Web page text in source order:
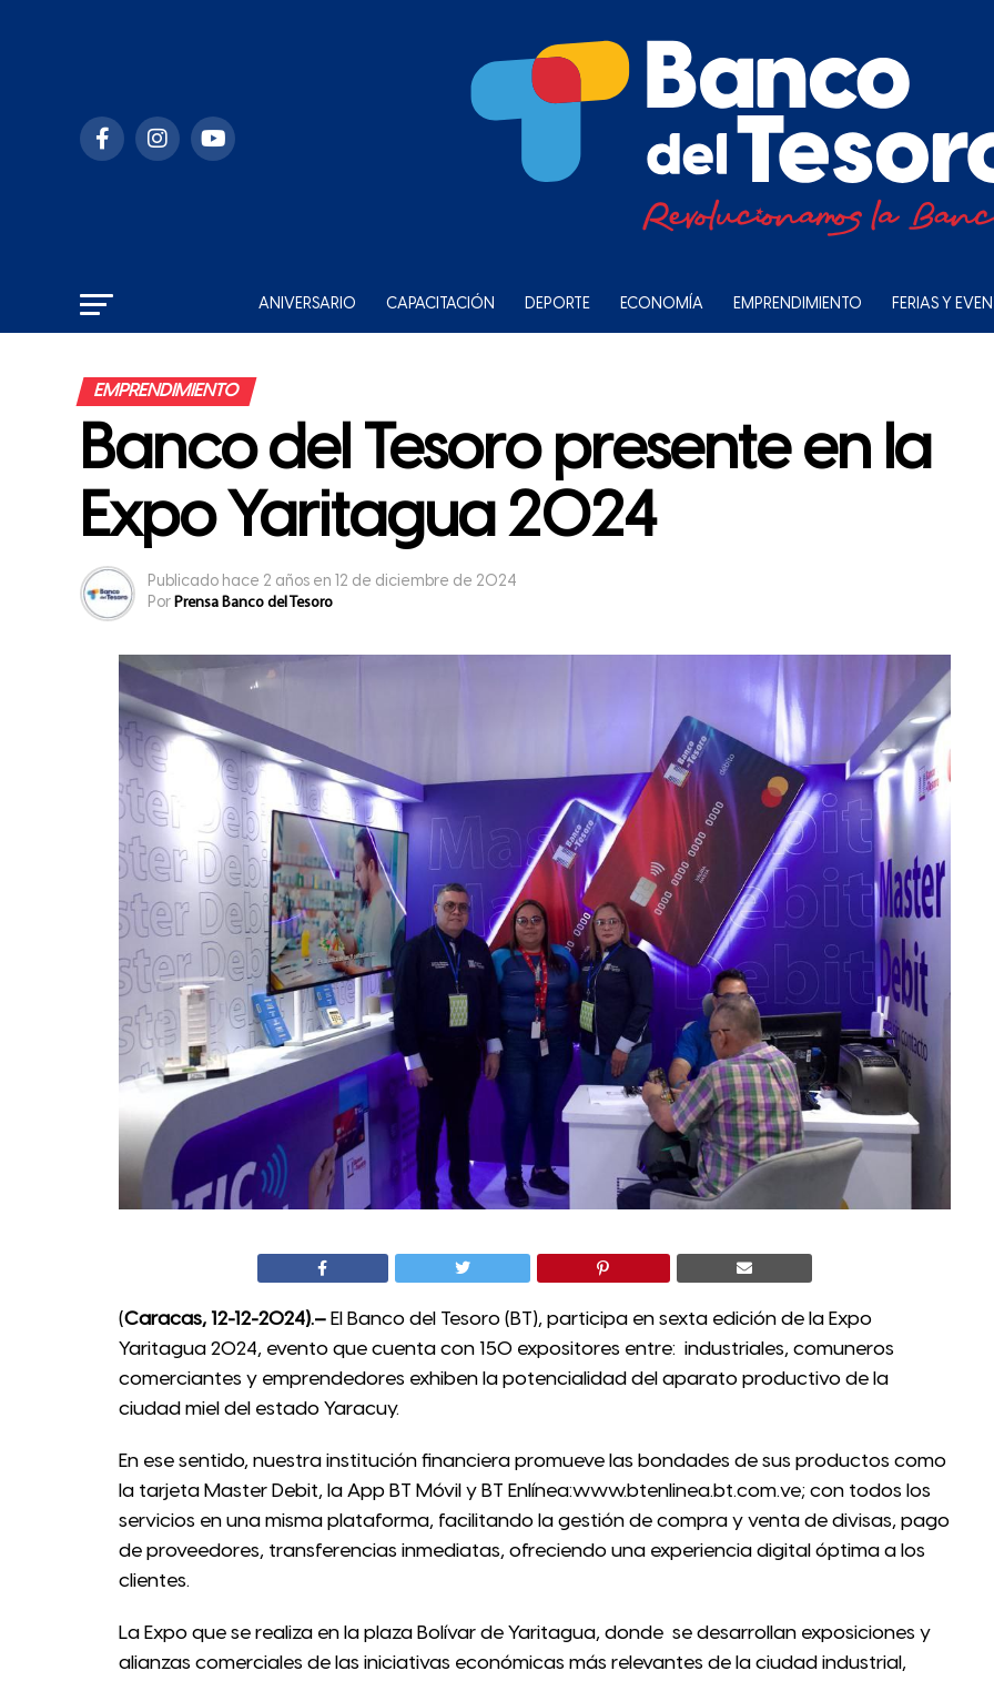
ANIVERSARIO CAPACITACIÓN DEPORTE ECONOMÍA EMPRENDIMIENTO FERIAS Y
EMPRENDIMIENTO
Banco del Tesoro presente en la
Expo Yaritagua 2024
Publicado hace 2 años en 12 de diciembre de 2024
Por Prensa Banco del Tesoro
(Caracas, 12-12-2024).– El Banco del Tesoro (BT), participa en sexta edición de la Expo
Yaritagua 2024, evento que cuenta con 150 expositores entre: industriales, comuneros
comerciantes y emprendedores exhiben la potencialidad del aparato productivo de la
ciudad miel del estado Yaracuy.
En ese sentido, nuestra institución financiera promueve las bondades de sus productos como
la tarjeta Master Debit, la App BT Móvil y BT Enlínea:www.btenlinea.bt.com.ve; con todos los
servicios en una misma plataforma, facilitando la gestión de compra y venta de divisas, pago
de proveedores, transferencias inmediatas, ofreciendo una experiencia digital óptima a los
clientes.
La Expo que se realiza en la plaza Bolívar de Yaritagua, donde se desarrollan exposiciones y
alianzas comerciales de las iniciativas económicas más relevantes de la ciudad industrial,